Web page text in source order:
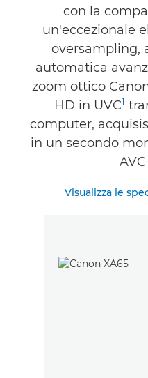
Recensioni
Supporto
con la
un'eccezionale
oversampling,
automatica
zoom ottico
HD in UVC1
computer,
in un secondo
Visualizza le